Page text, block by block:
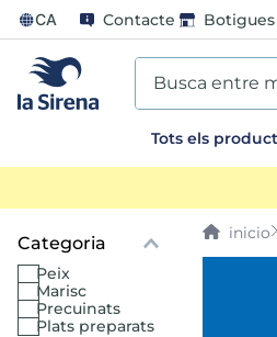
CA Contacte Botigues
Busca entre
Tots els
peix
marisc
precuinats
plats preparats